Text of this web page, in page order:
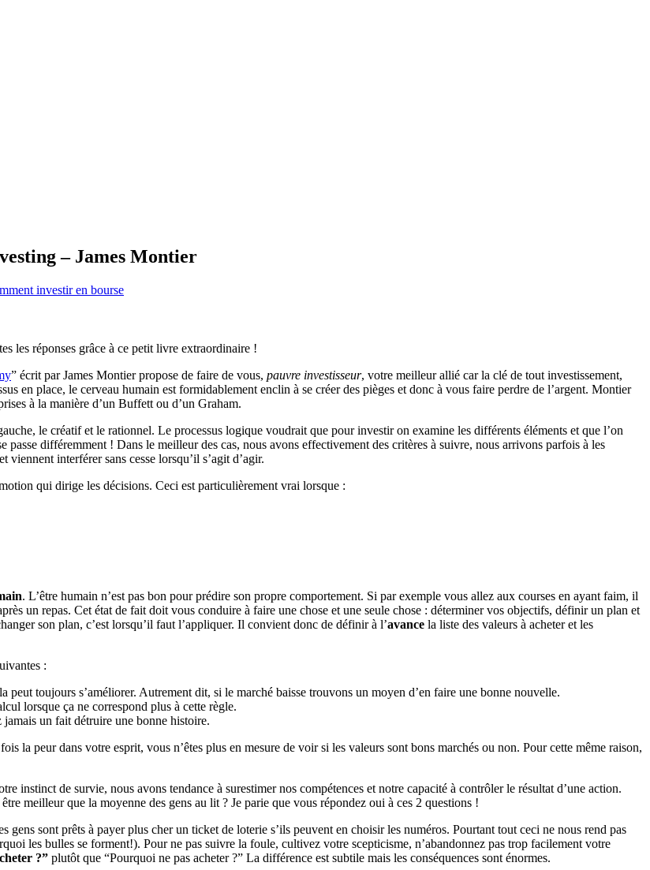
– James Montier
investir en bourse
les réponses grâce à ce petit livre extraordinaire !
” écrit par James Montier propose de faire de vous, pauvre investisseur, votre meilleur allié car la clé de tout investissement,
en place, le cerveau humain est formidablement enclin à se créer des pièges et donc à vous faire perdre de l’argent. Montier
à la manière d’un Buffett ou d’un Graham.
le créatif et le rationnel. Le processus logique voudrait que pour investir on examine les différents éléments et que l’on
différemment ! Dans le meilleur des cas, nous avons effectivement des critères à suivre, nous arrivons parfois à les
interférer sans cesse lorsqu’il s’agit d’agir.
qui dirige les décisions. Ceci est particulièrement vrai lorsque :
. L’être humain n’est pas bon pour prédire son propre comportement. Si par exemple vous allez aux courses en ayant faim, il
un repas. Cet état de fait doit vous conduire à faire une chose et une seule chose : déterminer vos objectifs, définir un plan et
son plan, c’est lorsqu’il faut l’appliquer. Il convient donc de définir à l’avance la liste des valeurs à acheter et les
:
peut toujours s’améliorer. Autrement dit, si le marché baisse trouvons un moyen d’en faire une bonne nouvelle.
lorsque ça ne correspond plus à cette règle.
jamais un fait détruire une bonne histoire.
la peur dans votre esprit, vous n’êtes plus en mesure de voir si les valeurs sont bons marchés ou non. Pour cette même raison,
instinct de survie, nous avons tendance à surestimer nos compétences et notre capacité à contrôler le résultat d’une action.
meilleur que la moyenne des gens au lit ? Je parie que vous répondez oui à ces 2 questions !
sont prêts à payer plus cher un ticket de loterie s’ils peuvent en choisir les numéros. Pourtant tout ceci ne nous rend pas
les bulles se forment!). Pour ne pas suivre la foule, cultivez votre scepticisme, n’abandonnez pas trop facilement votre
?” plutôt que “Pourquoi ne pas acheter ?” La différence est subtile mais les conséquences sont énormes.